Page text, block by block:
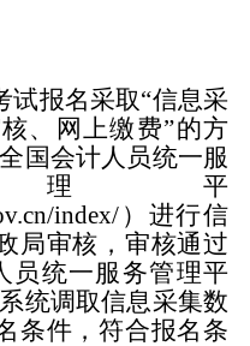
试报名采取“信息采
、网上缴费”的方
国会计人员统一服
平
index/）进行信
局审核，审核通过
员统一服务管理平
统调取信息采集数
条件，符合报名条